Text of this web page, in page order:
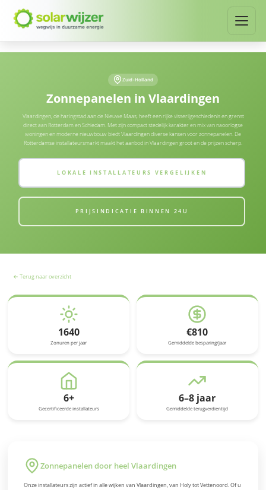
Zuid-Holland
Zonnepanelen in Vlaardingen
Vlaardingen, de haringstad aan de Nieuwe Maas, heeft een rijke visserijgeschiedenis en grenst
direct aan Rotterdam en Schiedam. Met zijn compact stedelijk karakter en mix van naoorlogse
woningen en moderne nieuwbouw biedt Vlaardingen diverse kansen voor zonnepanelen. De
Rotterdamse installateursmarkt maakt het aanbod in Vlaardingen groot en de prijzen scherp.
LOKALE INSTALLATEURS VERGELIJKEN
PRIJSINDICATIE BINNEN 24U
← Terug naar overzicht
1640
Zonuren per jaar
€810
Gemiddelde besparing/jaar
6+
Gecertificeerde installateurs
6–8 jaar
Gemiddelde terugverdientijd
Zonnepanelen door heel Vlaardingen
Onze installateurs zijn actief in alle wijken van Vlaardingen, van Holy tot Vettenoord.Of u